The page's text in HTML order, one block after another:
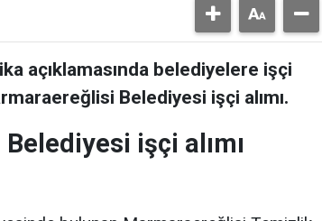
açıklamasında belediyelere işçi
Belediyesi işçi alımı.
işçi alımı